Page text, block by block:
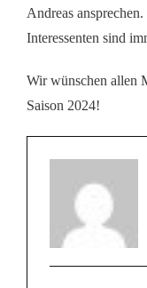
Andreas ansprechen.
Interessenten sind
Wir wünschen allen
Saison 2024!